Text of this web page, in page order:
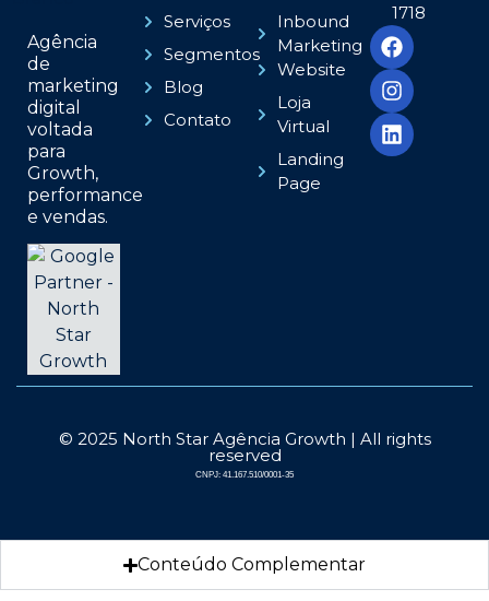
Agência
de
marketing
digital
voltada
para
Growth,
performance
e vendas.
Serviços
Segmentos
Blog
Contato
Inbound
Marketing
Website
Loja
Virtual
Landing
Page
1718
© 2025 North Star Agência Growth | All rights
reserved
CNPJ: 41.167.510/0001-35
Conteúdo Complementar